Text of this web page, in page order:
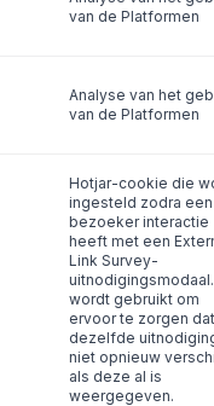
van de Platformen
Analyse van het
van de Platformen
Hotjar-cookie die
ingesteld zodra een
bezoeker interactie
heeft met een
Link Survey-
wordt gebruikt om
ervoor te zorgen dat
dezelfde
niet opnieuw
als deze al is
weergegeven.